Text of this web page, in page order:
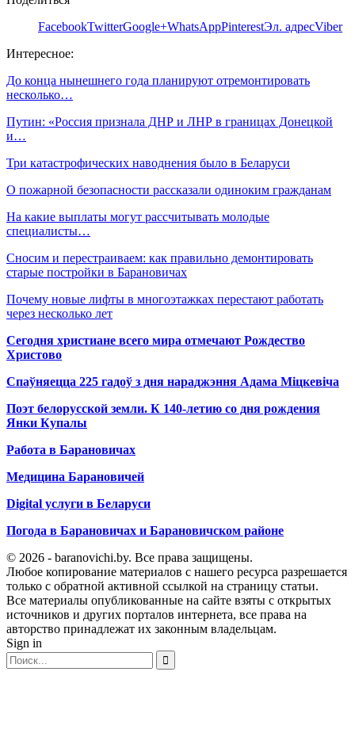
FacebookTwitterGoogle+WhatsAppPinterestЭл. адресViber
Интересное:
До конца нынешнего года планируют отремонтировать
несколько…
Путин: «Россия признала ДНР и ЛНР в границах Донецкой
и…
Три катастрофических наводнения было в Беларуси
О пожарной безопасности рассказали одиноким гражданам
На какие выплаты могут рассчитывать молодые
специалисты…
Сносим и перестраиваем: как правильно демонтировать
старые постройки в Барановичах
Почему новые лифты в многоэтажках перестают работать
через несколько лет
Сегодня христиане всего мира отмечают Рождество
Христово
Спаўняецца 225 гадоў з дня нараджэння Адама Міцкевіча
Поэт белорусской земли. К 140-летию со дня рождения
Янки Купалы
Работа в Барановичах
Медицина Барановичей
Digital услуги в Беларуси
Погода в Барановичах и Барановичском районе
© 2026 - baranovichi.by. Все права защищены.
Любое копирование материалов с нашего ресурса разрешается
только с обратной активной ссылкой на страницу статьи.
Все материалы опубликованные на сайте взяты с открытых
источников и других порталов интернета, все права на
авторство принадлежат их законным владельцам.
Sign in